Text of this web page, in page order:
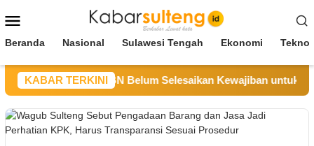
ke
Mobile
Beranda Nasional Sulawesi Tengah Ekonomi
KABAR TERKINI
Sebut CV BBN Belum Selesaikan Kewajiban untuk Kegiatan